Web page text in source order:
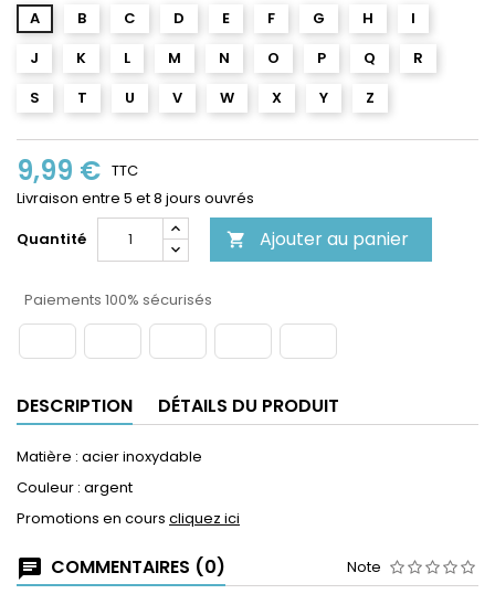
A
B C D E F G H
I
J
K L M N O P Q
R
S
T U V W X Y Z
9,99 € TTC
Livraison entre 5 et 8 jours ouvrés
Quantité
 Ajouter au panier
Paiements 100% sécurisés
DESCRIPTION DÉTAILS DU PRODUIT
Matière : acier inoxydable
Couleur : argent
Promotions en cours cliquez ici
COMMENTAIRES (0) Note